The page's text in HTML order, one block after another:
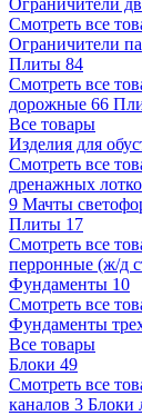
Ограничители
Смотреть все
Ограничители
Плиты 84
Смотреть все
дорожные 66
Все товары
Изделия для
Смотреть все
дренажных
9 Мачты
Плиты 17
Смотреть все
перронные (ж/д
Фундаменты 10
Смотреть все
Фундаменты
Все товары
Блоки 49
Смотреть все
каналов 3 Блоки